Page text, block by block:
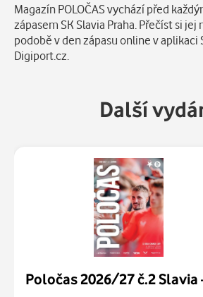
Magazín POLOČAS vychází před
zápasem SK Slavia Praha. Přečíst si
podobě v den zápasu online v aplikaci
Digiport.cz.
Další